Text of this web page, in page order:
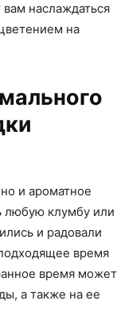
наслаждаться
на
и ароматное
любую клумбу или
и радовали
время
время может
а также на ее